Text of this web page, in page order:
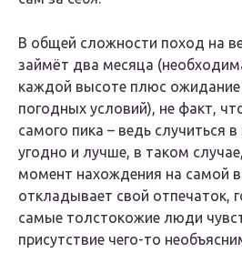
В общей сложности поход на
займёт два месяца
каждой высоте плюс ожидание
погодных условий), не факт,
самого пика – ведь случиться
угодно и лучше, в таком
момент нахождения на самой
откладывает свой отпечаток,
самые толстокожие люди
присутствие чего-то